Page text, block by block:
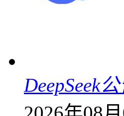
DeepSeek